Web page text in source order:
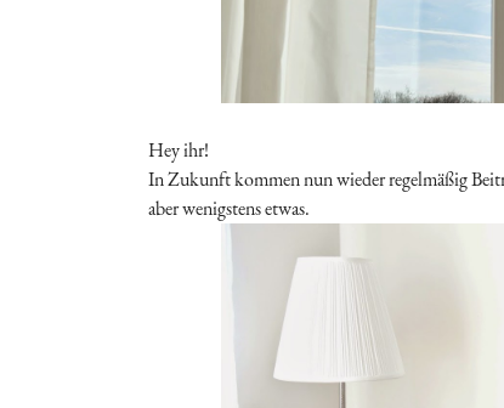
Hey ihr!
In Zukunft kommen nun wieder regelmäßig
aber wenigstens etwas.